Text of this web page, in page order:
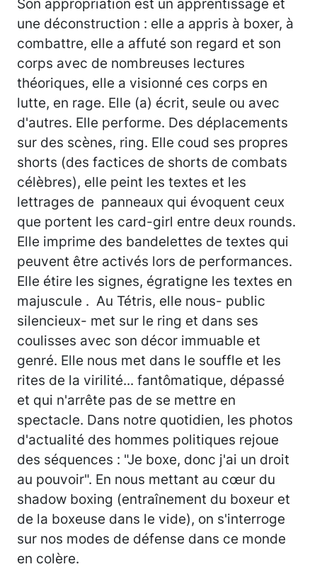
une déconstruction : elle a appris à boxer, à
combattre, elle a affuté son regard et son
corps avec de nombreuses lectures
théoriques, elle a visionné ces corps en
lutte, en rage. Elle (a) écrit, seule ou avec
d'autres. Elle performe. Des déplacements
sur des scènes, ring. Elle coud ses propres
shorts (des factices de shorts de combats
célèbres), elle peint les textes et les
lettrages de panneaux qui évoquent ceux
que portent les card-girl entre deux rounds.
Elle imprime des bandelettes de textes qui
peuvent être activés lors de performances.
Elle étire les signes, égratigne les textes en
majuscule . Au Tétris, elle nous- public
silencieux- met sur le ring et dans ses
coulisses avec son décor immuable et
genré. Elle nous met dans le souffle et les
rites de la virilité... fantômatique, dépassé
et qui n'arrête pas de se mettre en
spectacle. Dans notre quotidien, les photos
d'actualité des hommes politiques rejoue
des séquences : "Je boxe, donc j'ai un droit
au pouvoir". En nous mettant au cœur du
shadow boxing (entraînement du boxeur et
de la boxeuse dans le vide), on s'interroge
sur nos modes de défense dans ce monde
en colère.